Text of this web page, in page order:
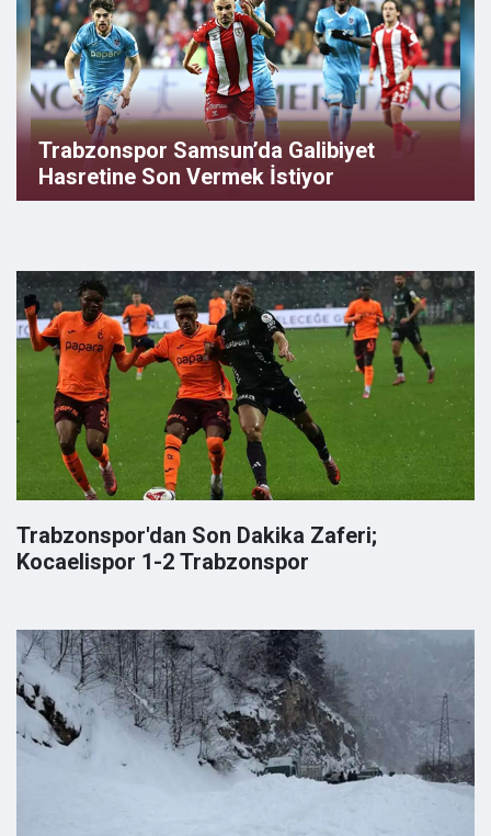
Trabzonspor Samsun’da Galibiyet
Hasretine Son Vermek İstiyor
Trabzonspor'dan Son Dakika Zaferi;
Kocaelispor 1-2 Trabzonspor